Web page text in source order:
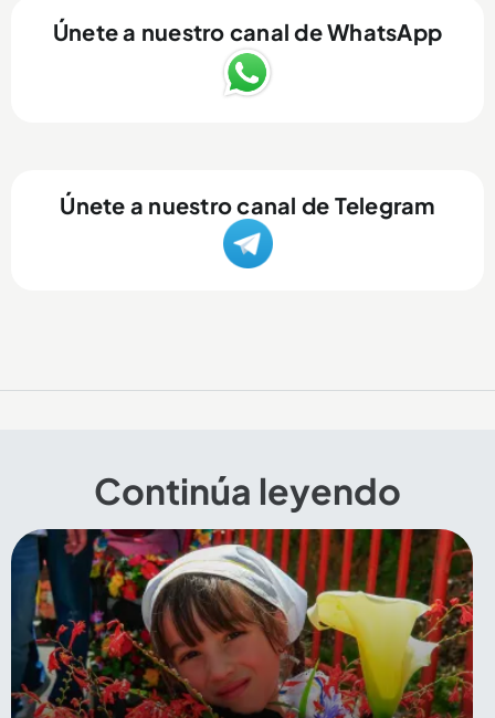
Únete a nuestro canal de WhatsApp
Únete a nuestro canal de Telegram
Continúa leyendo